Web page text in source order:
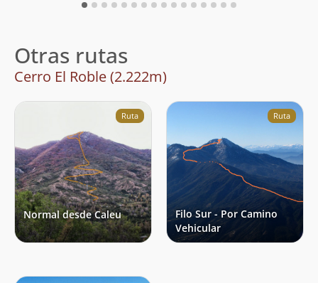
Otras rutas
Cerro El Roble (2.222m)
Ruta
Normal desde Caleu
Ruta
Filo Sur - Por Camino
Vehicular